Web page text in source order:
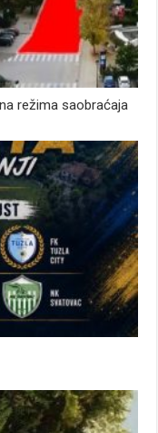
režima saobraćaja